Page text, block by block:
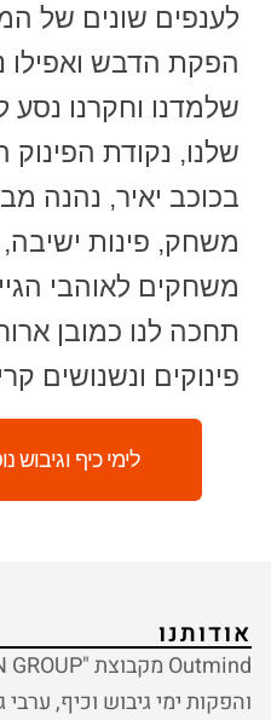
לענפים שונים של
הפקת הדבש ואפילו
שלמדנו וחקרנו נסע
שלנו, נקודת הפינוק
בכוכב יאיר, נהנה
משחק, פינות ישיבה,
משחקים לאוהבי
תחכה לנו כמובן
פינוקים ונשנושים
לימי כיף וגיבוש
אודותנו
והפקות ימי גיבוש וכיף,